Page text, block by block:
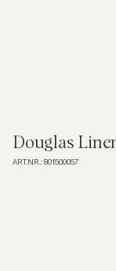
Skjorter
Douglas
ART.NR.: 801500057